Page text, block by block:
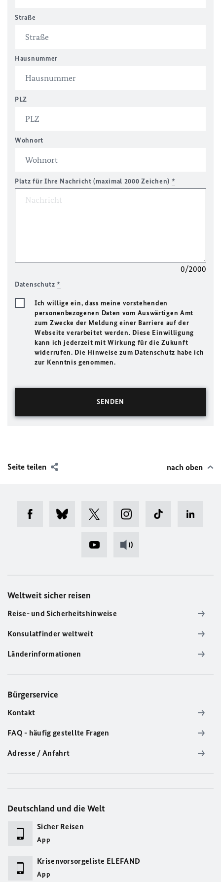
Straße
Hausnummer
PLZ
Wohnort
Platz für Ihre Nachricht (maximal 2000 Zeichen) *
0/2000
Datenschutz*
Ich willige ein, dass meine vorstehenden
personenbezogenen Daten vom Auswärtigen Amt
zum Zwecke der Meldung einer Barriere auf der
Webseite verarbeitet werden. Diese Einwilligung
kann ich jederzeit mit Wirkung für die Zukunft
widerrufen. Die Hinweise zum Datenschutz habe ich
zur Kenntnis genommen.
Seite teilen nach oben
Weltweit sicher reisen
Reise- und Sicherheitshinweise
Konsulatfinder weltweit
Länderinformationen
Bürgerservice
Kontakt
FAQ - häufig gestellte Fragen
Adresse / Anfahrt
Deutschland und die Welt
Sicher Reisen
App
Krisenvorsorgeliste ELEFAND
App